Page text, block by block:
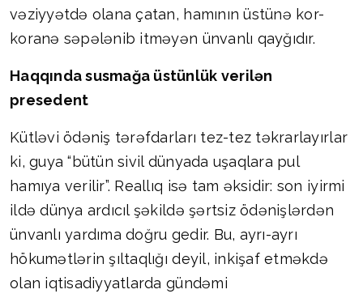
vəziyyətdə olana çatan, hamının üstünə kor-
koranə səpələnib itməyən ünvanlı qayğıdır.
Haqqında susmağa üstünlük verilən
presedent
Kütləvi ödəniş tərəfdarları tez-tez təkrarlayırlar
ki, guya “bütün sivil dünyada uşaqlara pul
hamıya verilir”. Reallıq isə tam əksidir: son iyirmi
ildə dünya ardıcıl şəkildə şərtsiz ödənişlərdən
ünvanlı yardıma doğru gedir. Bu, ayrı-ayrı
hökumətlərin şıltaqlığı deyil, inkişaf etməkdə
olan iqtisadiyyatlarda gündəmi